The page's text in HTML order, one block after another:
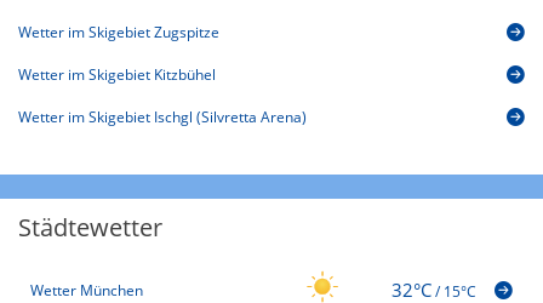
Wetter im Skigebiet Zugspitze
Wetter im Skigebiet Kitzbühel
Wetter im Skigebiet Ischgl (Silvretta Arena)
Städtewetter
Wetter München 32°C/15°C